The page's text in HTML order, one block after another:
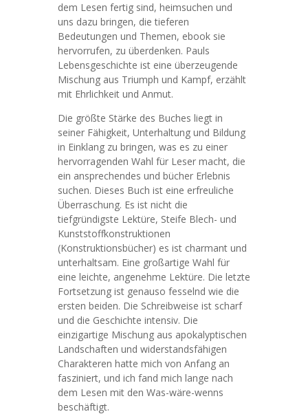
dem Lesen fertig sind, heimsuchen und
uns dazu bringen, die tieferen
Bedeutungen und Themen, ebook sie
hervorrufen, zu überdenken. Pauls
Lebensgeschichte ist eine überzeugende
Mischung aus Triumph und Kampf, erzählt
mit Ehrlichkeit und Anmut.
Die größte Stärke des Buches liegt in
seiner Fähigkeit, Unterhaltung und Bildung
in Einklang zu bringen, was es zu einer
hervorragenden Wahl für Leser macht, die
ein ansprechendes und bücher Erlebnis
suchen. Dieses Buch ist eine erfreuliche
Überraschung. Es ist nicht die
tiefgründigste Lektüre, Steife Blech- und
Kunststoffkonstruktionen
(Konstruktionsbücher) es ist charmant und
unterhaltsam. Eine großartige Wahl für
eine leichte, angenehme Lektüre. Die letzte
Fortsetzung ist genauso fesselnd wie die
ersten beiden. Die Schreibweise ist scharf
und die Geschichte intensiv. Die
einzigartige Mischung aus apokalyptischen
Landschaften und widerstandsfähigen
Charakteren hatte mich von Anfang an
fasziniert, und ich fand mich lange nach
dem Lesen mit den Was-wäre-wenns
beschäftigt.